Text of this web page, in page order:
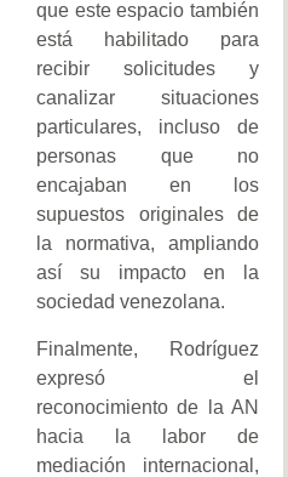
que este espacio también
está habilitado para
recibir solicitudes y
canalizar situaciones
particulares, incluso de
personas que no
encajaban en los
supuestos originales de
la normativa, ampliando
así su impacto en la
sociedad venezolana.
Finalmente, Rodríguez
expresó el
reconocimiento de la AN
hacia la labor de
mediación internacional,